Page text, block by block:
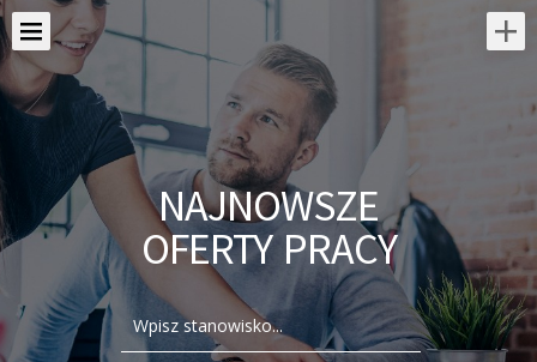
NAJNOWSZE
OFERTY PRACY